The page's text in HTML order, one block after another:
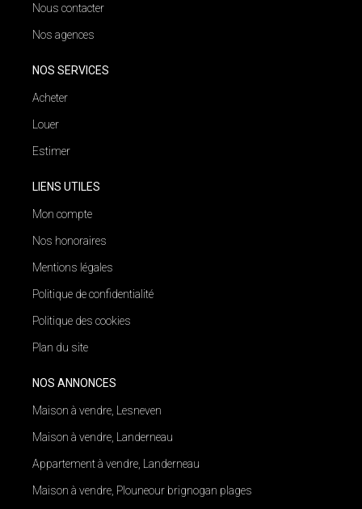
Nous contacter
Nos agences
NOS SERVICES
Acheter
Louer
Estimer
LIENS UTILES
Mon compte
Nos honoraires
Mentions légales
Politique de confidentialité
Politique des cookies
Plan du site
NOS ANNONCES
Maison à vendre, Lesneven
Maison à vendre, Landerneau
Appartement à vendre, Landerneau
Maison à vendre, Plouneour brignogan plages